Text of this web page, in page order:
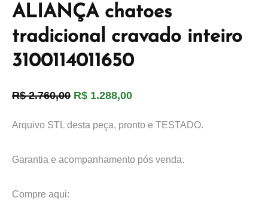
ALIANÇA chatoes
tradicional cravado inteiro
3100114011650
R$2.760,00 R$ 1.288,00
Arquivo STL desta peça, pronto e TESTADO.
Garantia e acompanhamento pós venda.
Compre aqui: